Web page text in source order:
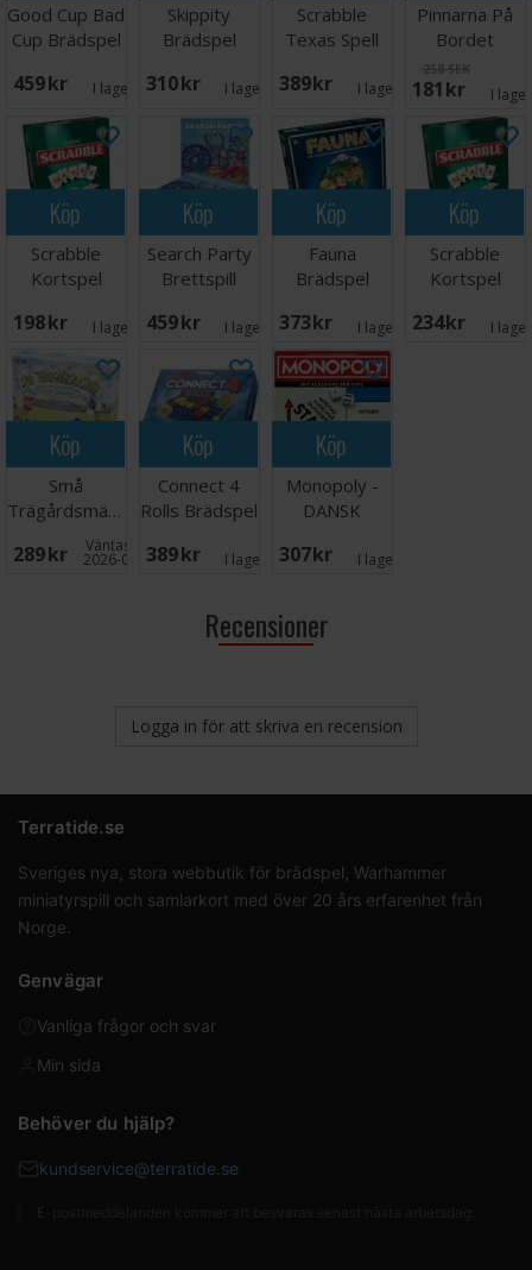
Good Cup Bad
Cup Brädspel
459 SEK I lager: 1
Skippity
Brädspel
310 SEK I lager: 9
Scrabble
Texas Spell
389 SEK I lager: 2
Pinnarna På
Bordet
Brädspel
258 SEK
181 SEK I
Köp
Scrabble
Kortspel
198 SEK I lager: 2
Köp
Search Party
Brettspill
459 SEK I lager: 4
Köp
Fauna
Brädspel
373 SEK I lager: 3
Köp
Scrabble
Kortspel
234 SEK I
Köp
Små
Trägårdsmästare
Brädspel
289 SEK Väntas in:
2026-09-30
Köp
Connect 4
Rolls Brädspel
389 SEK I lager: 1
Köp
Monopoly -
DANSK
307 SEK I lager:
Recensioner
Logga in för att skriva en recension
Terratide.se
Sveriges nya, stora webbutik för brädspel, Warhammer
miniatyrspill och samlarkort med över 20 års erfarenhet från
Norge.
Genvägar
Vanliga frågor och svar
Min sida
Behöver du hjälp?
kundservice@terratide.se